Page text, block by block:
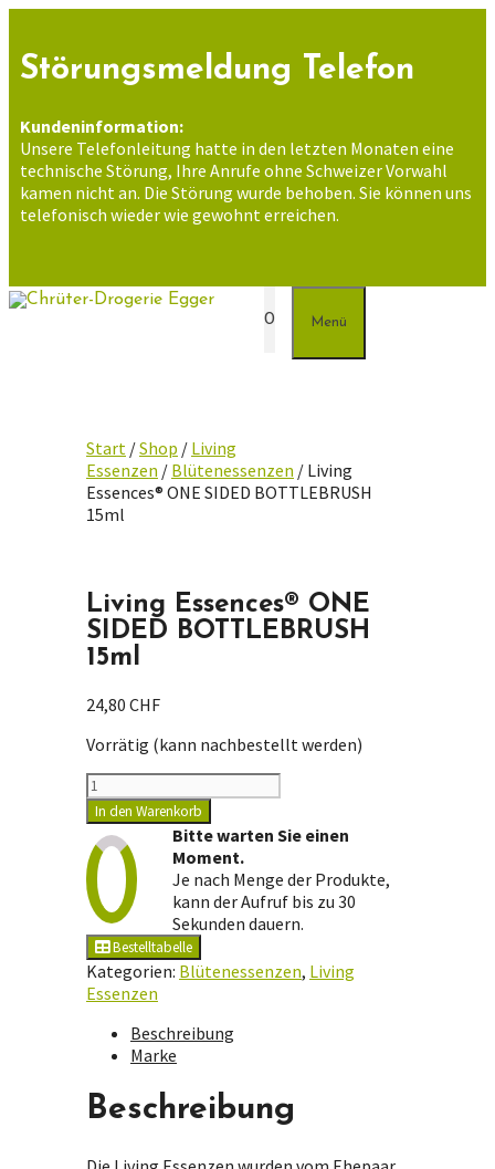
springen
Störungsmeldung Telefon
Kundeninformation:
Unsere Telefonleitung hatte in den letzten Monaten eine
technische Störung, Ihre Anrufe ohne Schweizer Vorwahl
kamen nicht an. Die Störung wurde behoben. Sie können uns
telefonisch wieder wie gewohnt erreichen.
0 Menü
Start /Shop / Living
Essenzen / Blütenessenzen / Living
Essences® ONE SIDED BOTTLEBRUSH
15ml
Living Essences® ONE
SIDED BOTTLEBRUSH
15ml
24,80 CHF
Vorrätig (kann nachbestellt werden)
Living
Essences®
ONE
SIDED
BOTTLEBRUSH
15ml
Menge
In den Warenkorb
Bitte warten Sie einen
Moment.
Je nach Menge der Produkte,
kann der Aufruf bis zu 30
Sekunden dauern.
Bestelltabelle
Kategorien: Blütenessenzen, Living
Essenzen
Beschreibung
Marke
Beschreibung